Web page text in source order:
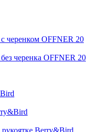
черенком OFFNER 20
черенка OFFNER 20
Berry&Bird